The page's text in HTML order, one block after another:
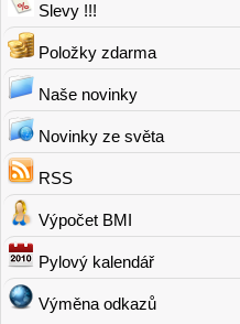
Slevy !!!
Položky zdarma
Naše novinky
Novinky ze světa
RSS
Výpočet BMI
Pylový kalendář
Výměna odkazů